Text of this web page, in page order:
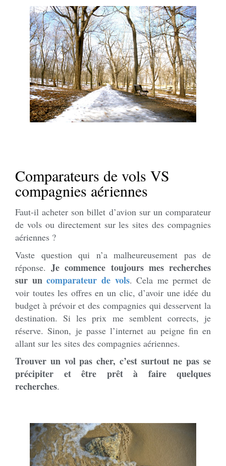
Comparateurs de vols VS
compagnies aériennes
Faut-il acheter son billet d’avion sur un comparateur
de vols ou directement sur les sites des compagnies
aériennes ?
Vaste question qui n’a malheureusement pas de
réponse.Je commence toujours mes recherches
sur uncomparateur de vols. Cela me permet de
voir toutes les offres en un clic, d’avoir une idée du
budget à prévoir et des compagnies qui desservent la
destination. Si les prix me semblent corrects, je
réserve. Sinon, je passe l’internet au peigne fin en
allant sur les sites des compagnies aériennes.
Trouver un vol pas cher, c’est surtout ne pas se
précipiter et être prêt à faire quelques
recherches.